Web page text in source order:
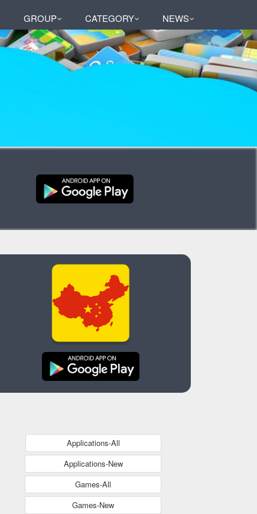
GROUP CATEGORY NEWS
Applications-All
Applications-New
Games-All
Games-New